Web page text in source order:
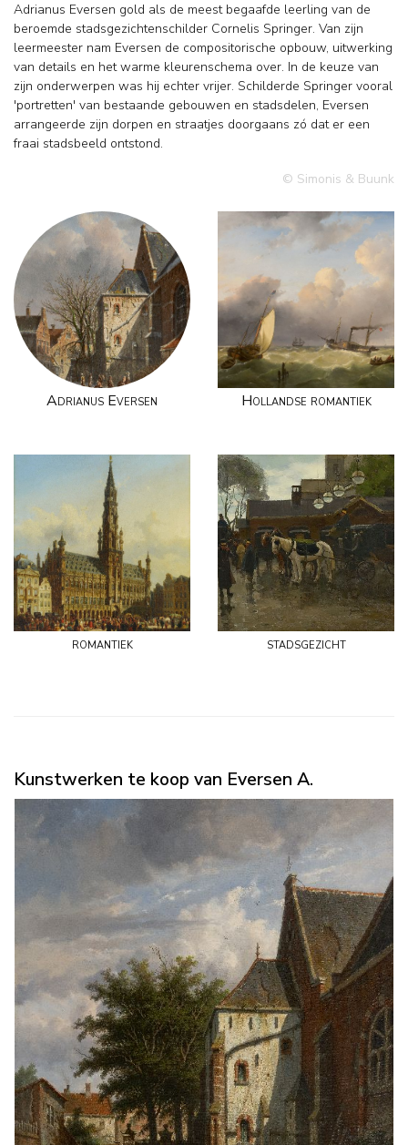
Adrianus Eversen gold als de meest begaafde leerling van de
beroemde stadsgezichtenschilder Cornelis Springer. Van zijn
leermeester nam Eversen de compositorische opbouw, uitwerking
van details en het warme kleurenschema over. In de keuze van
zijn onderwerpen was hij echter vrijer. Schilderde Springer vooral
'portretten' van bestaande gebouwen en stadsdelen, Eversen
arrangeerde zijn dorpen en straatjes doorgaans zó dat er een
fraai stadsbeeld ontstond.
© Simonis & Buunk
Adrianus Eversen Hollandse romantiek
romantiek stadsgezicht
Kunstwerken te koop van Eversen A.